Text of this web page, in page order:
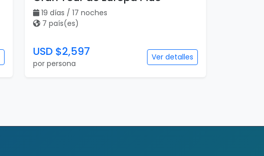
19 días / 17 noches
7 país(es)
USD $2,597
por persona
Ver detalles